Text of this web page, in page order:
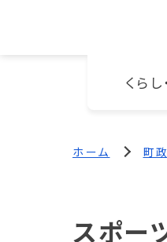
くら
ホーム 町
スポー